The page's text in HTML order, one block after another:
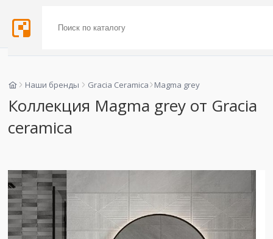
Наши бренды Gracia Ceramica Magma grey
Коллекция Magma grey от Gracia
ceramica